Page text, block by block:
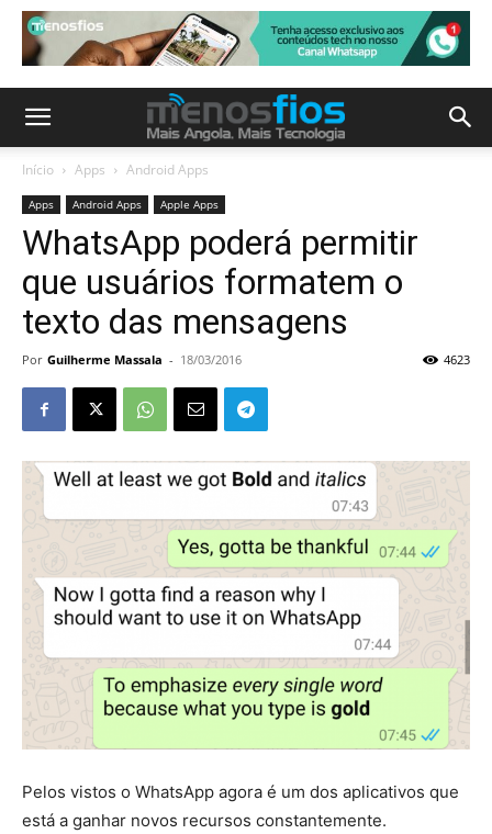
Início Apps Android Apps
Apps Android Apps Apple Apps
WhatsApp poderá permitir
que usuários formatem o
texto das mensagens
Por Guilherme Massala - 18/03/2016 4623
Pelos vistos o WhatsApp agora é um dos aplicativos que
está a ganhar novos recursos constantemente.